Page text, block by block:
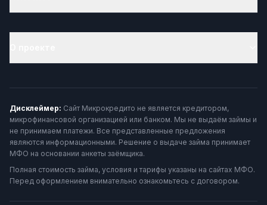
Дисклеймер: Сайт Микрокредито не является кредитором,
микрофинансовой организацией или банком. Мы не выдаём займы и
не принимаем платежи. Все представленные предложения
являются информационными. Решение о выдаче займа принимает
МФО на основании анкеты заёмщика.
Полная стоимость займа, условия и тарифы указаны на сайтах МФО.
Перед оформлением внимательно ознакомьтесь с договором.